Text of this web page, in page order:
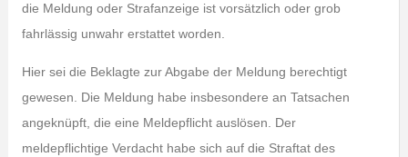
die Meldung oder Strafanzeige ist vorsätzlich oder grob
fahrlässig unwahr erstattet worden.
Hier sei die Beklagte zur Abgabe der Meldung berechtigt
gewesen. Die Meldung habe insbesondere an Tatsachen
angeknüpft, die eine Meldepflicht auslösen. Der
meldepflichtige Verdacht habe sich auf die Straftat des